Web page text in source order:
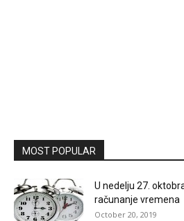
MOST POPULAR
U nedelju 27.
računanje vremena
October 20, 2019